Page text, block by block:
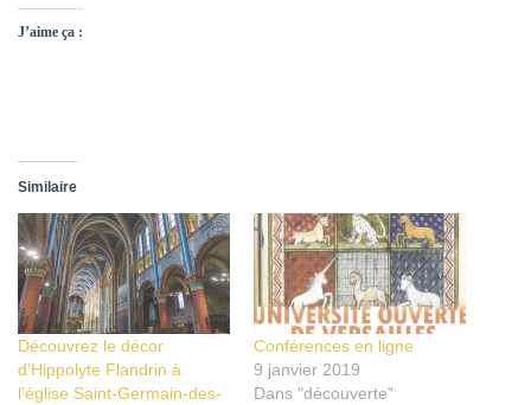
J’aime ça :
Similaire
Découvrez le décor
d’Hippolyte Flandrin à
l’église Saint-Germain-des-
Conférences en ligne
9 janvier 2019
Dans "découverte"